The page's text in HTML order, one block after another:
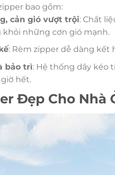
bao gồm:
cản gió vượt trội: Chất
những cơn gió mạnh.
: Rèm zipper dễ dàng kết
bảo trì: Hệ thống dây kéo
hết.
Đẹp Cho Nhà